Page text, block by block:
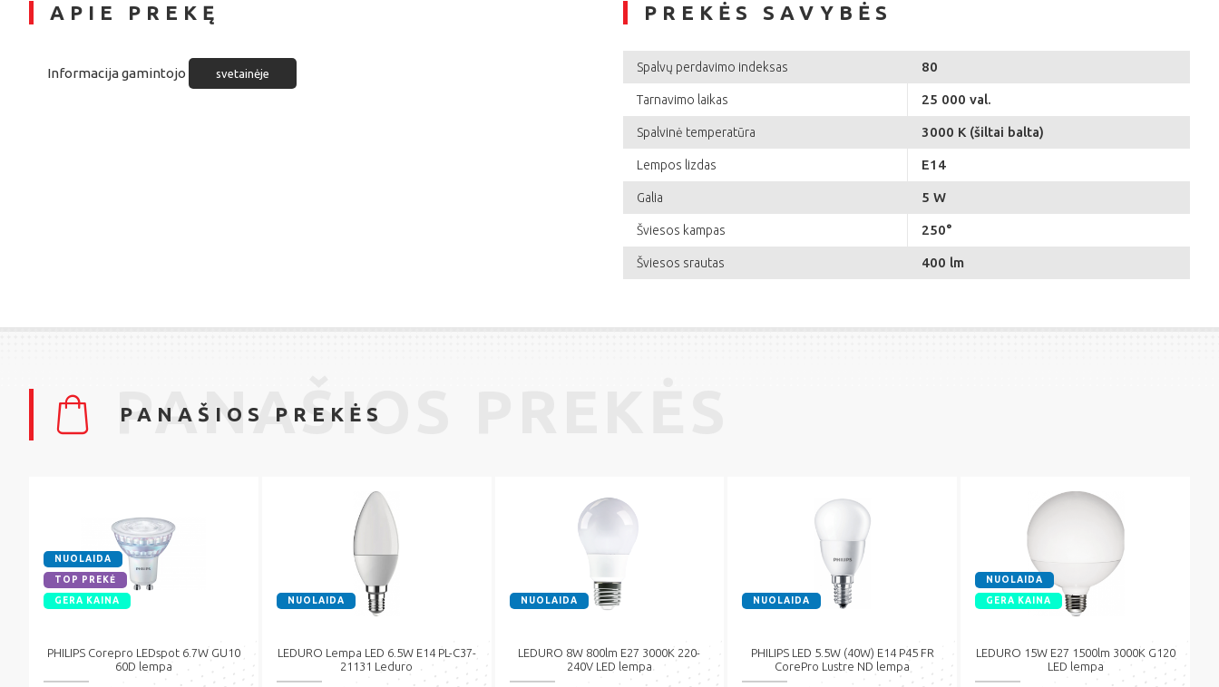
APIE PREKĘ
Informacija gamintojo svetainėje
PREKĖS SAVYBĖS
Spalvų perdavimo indeksas 80
Tarnavimo laikas 25 000 val.
Spalvinė temperatūra 3000 K (šiltai balta)
Lempos lizdas E14
Galia 5 W
Šviesos kampas 250°
Šviesos srautas 400 lm
PANAŠIOS PREKĖS
PANAŠIOS PREKĖS
NUOLAIDA
TOP PREKĖ
GERA KAINA
PHILIPS Corepro LEDspot 6.7W GU10
60D lempa
NUOLAIDA
LEDURO Lempa LED 6.5W E14 PL-C37-
21131 Leduro
NUOLAIDA
LEDURO 8W 800lm E27 3000K 220-
240V LED lempa
NUOLAIDA
PHILIPS LED 5.5W (40W) E14 P45 FR
CorePro Lustre ND lempa
NUOLAIDA
GERA KAINA
LEDURO 15W E27 1500lm 3000K G120
LED lempa